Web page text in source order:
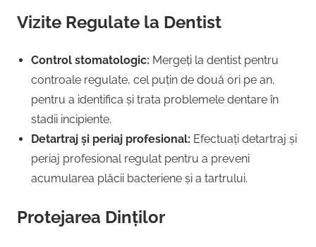
Vizite Regulate la Dentist
Control stomatologic: Mergeți la dentist pentru
controale regulate, cel puțin de două ori pe an,
pentru a identifica și trata problemele dentare în
stadii incipiente.
Detartraj și periaj profesional: Efectuați detartraj și
periaj profesional regulat pentru a preveni
acumularea plăcii bacteriene și a tartrului.
Protejarea Dinților